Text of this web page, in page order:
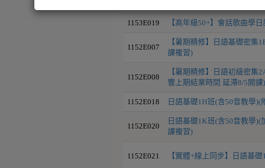
1153E019 【高年級50+】會話歌曲學
1152E007
【暑期精修】日語基礎密集
課複習)
1152E008
【暑期精修】日語初級密集
響上期結業時間 延滯8/5開課)
1152E018 日語基礎1H班(含50音教學
1152E020
日語基礎1K班(含50音教學
課複習)
1152E021 【實體+線上同步】日語基